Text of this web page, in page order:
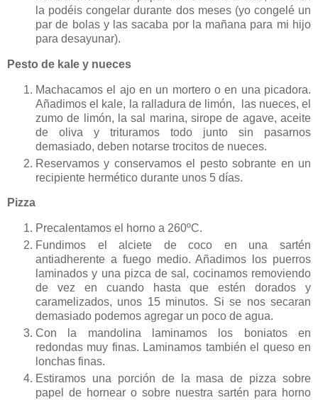
la podéis congelar durante dos meses (yo congelé un
par de bolas y las sacaba por la mañana para mi hijo
para desayunar).
Pesto de kale y nueces
Machacamos el ajo en un mortero o en una picadora.
Añadimos el kale, la ralladura de limón, las nueces, el
zumo de limón, la sal marina, sirope de agave, aceite
de oliva y trituramos todo junto sin pasarnos
demasiado, deben notarse trocitos de nueces.
Reservamos y conservamos el pesto sobrante en un
recipiente hermético durante unos 5 días.
Pizza
Precalentamos el horno a 260ºC.
Fundimos el alciete de coco en una sartén
antiadherente a fuego medio. Añadimos los puerros
laminados y una pizca de sal, cocinamos removiendo
de vez en cuando hasta que estén dorados y
caramelizados, unos 15 minutos. Si se nos secaran
demasiado podemos agregar un poco de agua.
Con la mandolina laminamos los boniatos en
redondas muy finas. Laminamos también el queso en
lonchas finas.
Estiramos una porción de la masa de pizza sobre
papel de hornear o sobre nuestra sartén para horno